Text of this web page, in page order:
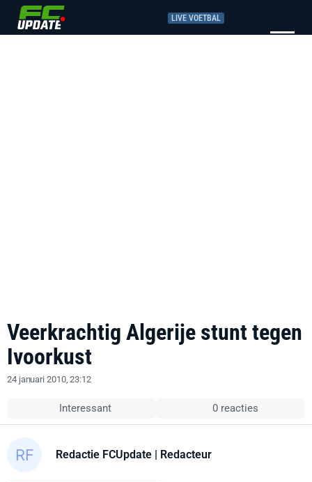
LIVE VOETBAL
Veerkrachtig Algerije stunt tegen
Ivoorkust
24 januari 2010, 23:12
Interessant 0 reacties
Redactie FCUpdate | Redacteur